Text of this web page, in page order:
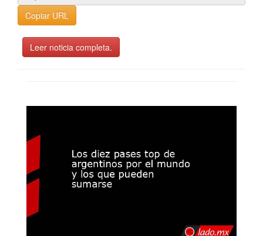
Copiar URL
Leer noticia completa.